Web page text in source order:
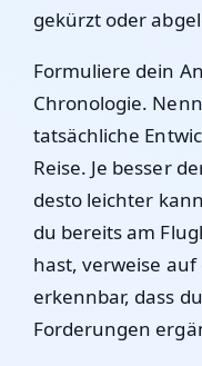
gekürzt oder
Formuliere dein
Chronologie.
tatsächliche
Reise. Je besser
desto leichter
du bereits am
hast, verweise auf
erkennbar, dass
Forderungen